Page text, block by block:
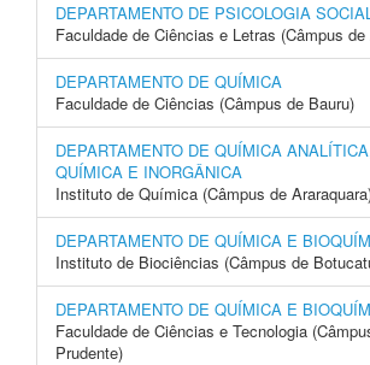
DEPARTAMENTO DE PSICOLOGIA
Faculdade de Ciências e Letras (Câmpus
DEPARTAMENTO DE QUÍMICA
Faculdade de Ciências (Câmpus de Bauru)
DEPARTAMENTO DE QUÍMICA
QUÍMICA E INORGÂNICA
Instituto de Química (Câmpus de
DEPARTAMENTO DE QUÍMICA E
Instituto de Biociências (Câmpus de
DEPARTAMENTO DE QUÍMICA E
Faculdade de Ciências e Tecnologia
Prudente)